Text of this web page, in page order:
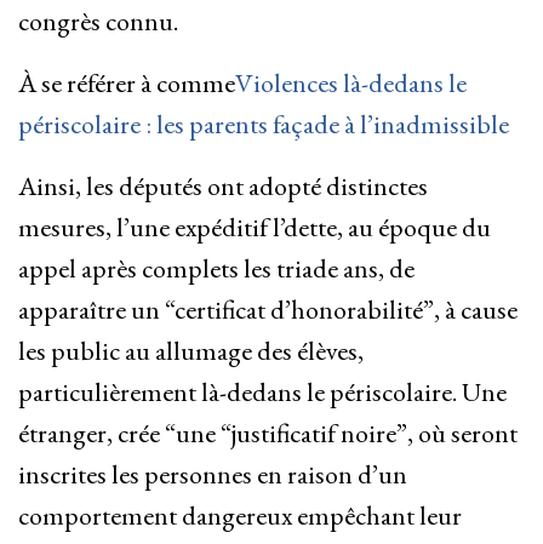
congrès connu.
À se référer à commeViolences là-dedans le
périscolaire : les parents façade à l’inadmissible
Ainsi, les députés ont adopté distinctes
mesures, l’une expéditif l’dette, au époque du
appel après complets les triade ans, de
apparaître un “certificat d’honorabilité”, à cause
les public au allumage des élèves,
particulièrement là-dedans le périscolaire. Une
étranger, crée “une “justificatif noire”, où seront
inscrites les personnes en raison d’un
comportement dangereux empêchant leur